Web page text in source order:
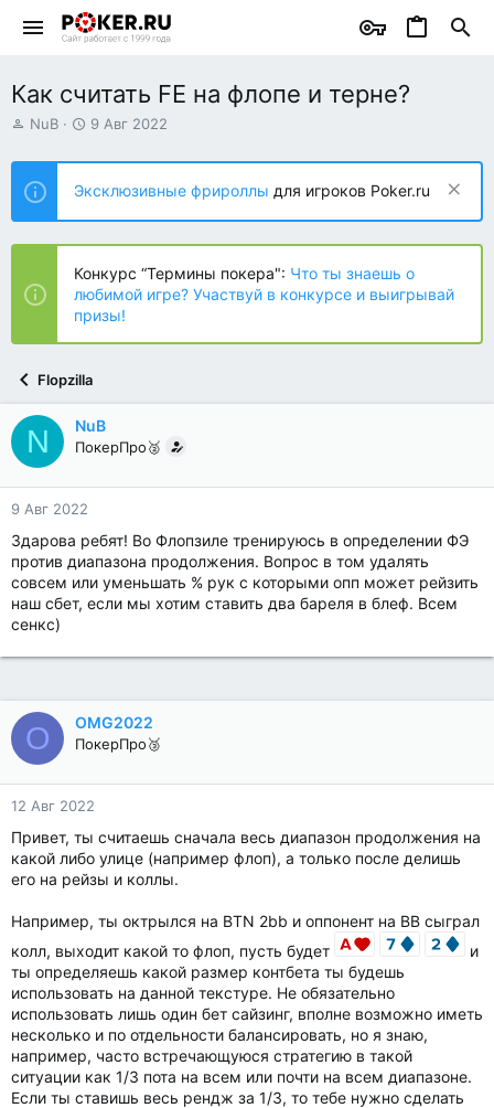
Как считать FE на флопе и терне?
А
т
о
р
т
е
ы
NuB
Д
т
н
а
ч
л
а
9 Авг 2022
Эксклюзивные фрироллы для игроков Poker.ru
Конкурс “Термины покера": Что ты знаешь о
любимой игре? Участвуй в конкурсе и выигрывай
призы!
Flopzilla
N NuB
ПокерПро🥈
9 Авг 2022
Здарова ребят! Во Флопзиле тренируюсь в определении ФЭ
против диапазона продолжения. Вопрос в том удалять
совсем или уменьшать % рук с которыми опп может рейзить
наш сбет, если мы хотим ставить два бареля в блеф. Всем
сенкс)
O OMG2022
ПокерПро🥉
12 Авг 2022
Привет, ты считаешь сначала весь диапазон продолжения на
какой либо улице (например флоп), а только после делишь
его на рейзы и коллы.
Например, ты октрылся на BTN 2bb и оппонент на BB сыграл
колл, выходит какой то флоп, пусть будет
и
ты определяешь какой размер контбета ты будешь
использовать на данной текстуре. Не обязательно
использовать лишь один бет сайзинг, вполне возможно иметь
несколько и по отдельности балансировать, но я знаю,
например, часто встречающуюся стратегию в такой
ситуации как 1/3 пота на всем или почти на всем диапазоне.
Если ты ставишь весь рендж за 1/3, то тебе нужно сделать